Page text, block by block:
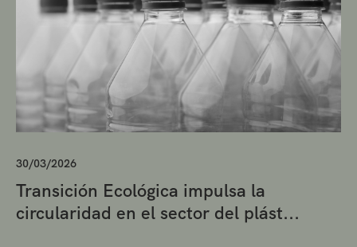
30/03/2026
Transición Ecológica impulsa la
circularidad en el sector del plást...